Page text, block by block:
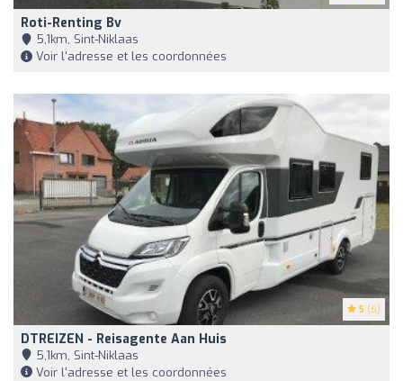
Roti-Renting Bv
5,1km, Sint-Niklaas
Voir l'adresse et les coordonnées
5 (6)
DTREIZEN - Reisagente Aan Huis
5,1km, Sint-Niklaas
Voir l'adresse et les coordonnées